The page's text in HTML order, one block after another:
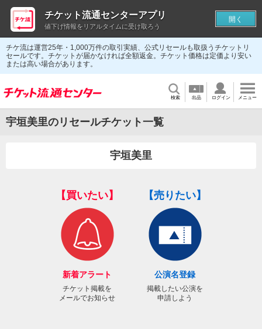
チケ流は運営25年・1,000万件の取引実績、公式リセールも取扱うチケットリ
セールです。チケットが届かなければ全額返金。チケット価格は定価より安い
または高い場合があります。
検索 出品 ログイン メニュー
宇垣美里のリセールチケット一覧
宇垣美里
【買いたい】
新着アラート
チケット掲載を
メールでお知らせ
【売りたい】
公演名登録
掲載したい公演を
申請しよう
チケット流通センターアプリ
値下げ情報をリアルタイムに受け取ろう
開く